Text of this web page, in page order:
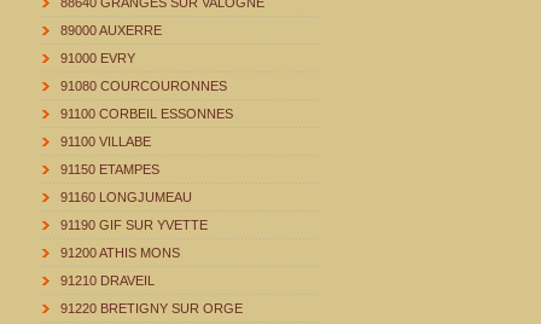
89000 AUXERRE
91000 EVRY
91080 COURCOURONNES
91100 CORBEIL ESSONNES
91100 VILLABE
91150 ETAMPES
91160 LONGJUMEAU
91190 GIF SUR YVETTE
91200 ATHIS MONS
91210 DRAVEIL
91220 BRETIGNY SUR ORGE